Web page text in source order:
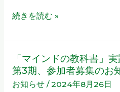
底
に
排
除
す
続きを読む »
「マインドの教科書」
第3期、参加者募集のお
お知らせ/2024年8月26日
「マ
イ
ン